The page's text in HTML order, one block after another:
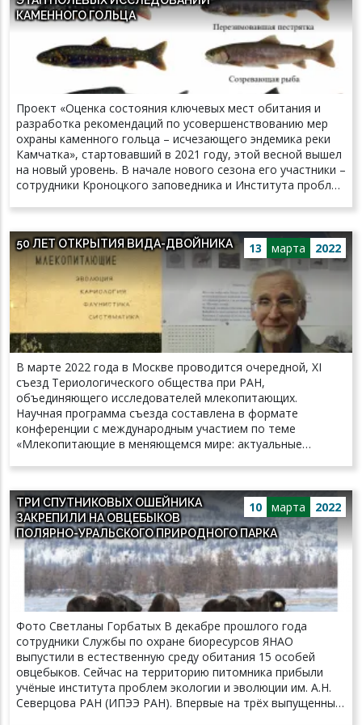
меня не бояться и черпать идеи из разных областей,
читать научные работы между строк. Мы адаптировали
теорию Рамона Гранде дель Брио с точки зрения
биологии вида, углубились в тему и сформулировали
новые вопросы, отвечая на предыдущие.
КАМЕННОГО ГОЛЬЦА
Проект «Оценка состояния ключевых мест обитания и
разработка рекомендаций по усовершенствованию мер
охраны каменного гольца – исчезающего эндемика реки
Камчатка», стартовавший в 2021 году, этой весной вышел
на новый уровень. В начале нового сезона его участники –
сотрудники Кроноцкого заповедника и Института проблем
отправились к местам исследований на снегоходе. В ходе
экспедиции будут собраны пробы воды и грунта для
последующего определения органического состава. Это
позволит проследить динамику состава воды на
известных нерестилищах. Учёные также планируют
определить количество зимующей на нерестилище
молоди и оценить кормовую базу, доступную для рыб в
снежный период.
13 марта 2022
50 ЛЕТ ОТКРЫТИЯ ВИДА-ДВОЙНИКА
В марте 2022 года в Москве проводится очередной, XI
съезд Териологического общества при РАН,
объединяющего исследователей млекопитающих.
Научная программа съезда составлена в формате
конференции с международным участием по теме
«Млекопитающие в меняющемся мире: актуальные
увеличенный из-за эпидемии ковида (Х съезд состоялся в
2016 г.), попало немало памятных дат отечественной
териологии, связанных как с юбилеями ученых, так и
замечательными открытиями. В этом году исполняется
ровно 50 лет публикации в «Зоологическом журнале», в
которой было, согласно правилам зоологической
номенклатуры, дано научное имя виду грызунов, новому
для науки. Впервые новый вид млекопитающих был
открыт благодаря изучению препаратов хромосом под
микроскопом. Ученым не пришлось ехать за ним в далекие
края. Применение цитогенетического метода для
систематики млекопитающих только начиналось в 1960-е
годы, когда самый обычный европейский вид,
обыкновенная полевка, изученный в окрестностях Москвы
и Ленинграда, преподнес невероятный сюрприз – анализ
хромосомных препаратов показывал присутствие в
10 марта 2022
ТРИ СПУТНИКОВЫХ ОШЕЙНИКА
ЗАКРЕПИЛИ НА ОВЦЕБЫКОВ
ПОЛЯРНО-УРАЛЬСКОГО ПРИРОДНОГО ПАРКА
Фото Светланы Горбатых В декабре прошлого года
сотрудники Службы по охране биоресурсов ЯНАО
выпустили в естественную среду обитания 15 особей
овцебыков. Сейчас на территорию питомника прибыли
учёные института проблем экологии и эволюции им. А.Н.
Северцова РАН (ИПЭЭ РАН). Впервые на трёх выпущенных